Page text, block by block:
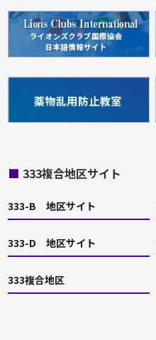
■ 333複合地区サイト
333-B 地区サイト
333-D 地区サイト
333複合地区